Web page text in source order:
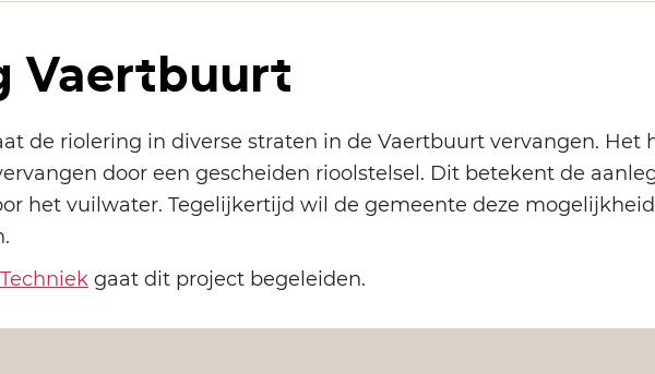
Vaertbuurt
de riolering in diverse straten in de Vaertbuurt vervangen. Het
door een gescheiden rioolstelsel. Dit betekent de
het vuilwater. Tegelijkertijd wil de gemeente deze
gaat dit project begeleiden.